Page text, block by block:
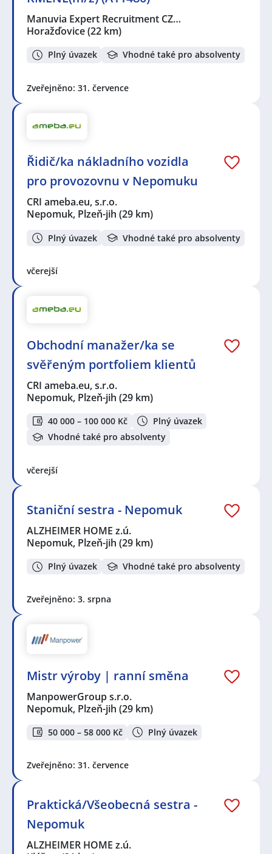
Manuvia Expert Recruitment CZ…
Horažďovice(22 km)
Plný úvazek Vhodné také pro absolventy
Zveřejněno: 31. července
Řidič/ka nákladního vozidla
pro provozovnu v Nepomuku
CRI ameba.eu, s.r.o.
Nepomuk, Plzeň-jih (29 km)
Plný úvazek Vhodné také pro absolventy
včerejší
Obchodní manažer/ka se
svěřeným portfoliem klientů
CRI ameba.eu, s.r.o.
Nepomuk, Plzeň-jih (29 km)
40 000 – 100 000 Kč
Plný úvazek
Vhodné také pro absolventy
včerejší
Staniční sestra - Nepomuk
ALZHEIMER HOME z.ú.
Nepomuk, Plzeň-jih (29 km)
Plný úvazek Vhodné také pro absolventy
Zveřejněno: 3. srpna
Mistr výroby | ranní směna
ManpowerGroup s.r.o.
Nepomuk, Plzeň-jih (29 km)
50 000 – 58 000 Kč Plný úvazek
Zveřejněno: 31. července
Praktická/Všeobecná sestra -
Nepomuk
ALZHEIMER HOME z.ú.